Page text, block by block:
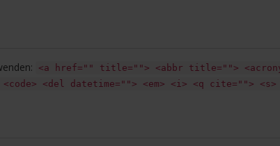
<a href="" title=""> <abbr title="">
<del datetime=""> <em> <i> <q cite="">